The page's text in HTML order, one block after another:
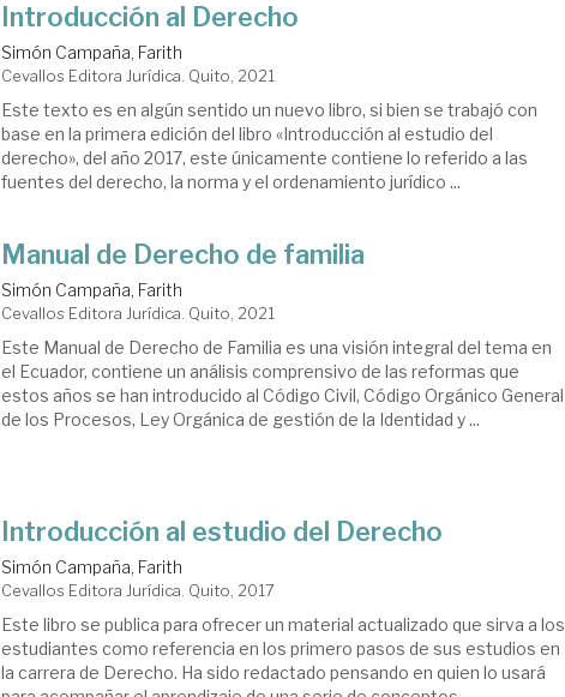
Introducción al Derecho
Simón Campaña, Farith
Cevallos Editora Jurídica. Quito, 2021
Este texto es en algún sentido un nuevo libro, si bien se trabajó con
base en la primera edición del libro «Introducción al estudio del
derecho», del año 2017, este únicamente contiene lo referido a las
fuentes del derecho, la norma y el ordenamiento jurídico ...
Manual de Derecho de familia
Simón Campaña, Farith
Cevallos Editora Jurídica. Quito, 2021
Este Manual de Derecho de Familia es una visión integral del tema en
el Ecuador, contiene un análisis comprensivo de las reformas que
estos años se han introducido al Código Civil, Código Orgánico General
de los Procesos, Ley Orgánica de gestión de la Identidad y ...
Introducción al estudio del Derecho
Simón Campaña, Farith
Cevallos Editora Jurídica. Quito, 2017
Este libro se publica para ofrecer un material actualizado que sirva a los
estudiantes como referencia en los primero pasos de sus estudios en
la carrera de Derecho. Ha sido redactado pensando en quien lo usará